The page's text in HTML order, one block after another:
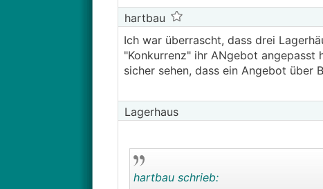
hartbau
Ich war überrascht, dass drei
"Konkurrenz" ihr ANgebot
sicher sehen, dass ein Angebot über
Lagerhaus
hartbau schrieb: